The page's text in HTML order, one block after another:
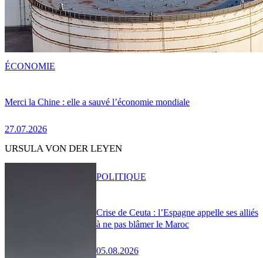
Merci la Chine : elle a sauvé l’économie mondiale
27.07.2026
ÉCONOMIE
URSULA VON DER LEYEN
Crise de Ceuta : l’Espagne appelle ses alliés
à ne pas blâmer le Maroc
05.08.2026
POLITIQUE